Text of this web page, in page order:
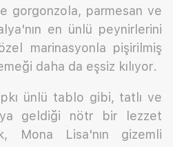
gorgonzola, parmesan ve
en ünlü peynirlerini
özel marinasyonla pişirilmiş
daha da eşsiz kılıyor.
ünlü tablo gibi, tatlı ve
geldiği nötr bir lezzet
Mona Lisa'nın gizemli